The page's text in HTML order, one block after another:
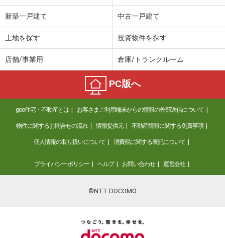
新築一戸建て 中古一戸建て
土地を探す 投資物件を探す
店舗/事業用 倉庫/トランクルーム
PC版へ
goo住宅・不動産とは お客さまご利用端末からの情報の外部送信について
物件に関するお問合せの流れ 情報提供元 不動産情報に関する免責事項
個人情報の取り扱いについて 消費税に関する表記について
プライバシーポリシー ヘルプ お問い合わせ 運営会社
©NTT DOCOMO